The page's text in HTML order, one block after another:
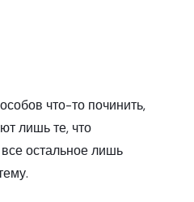
что-то починить,
лишь те, что
остальное лишь